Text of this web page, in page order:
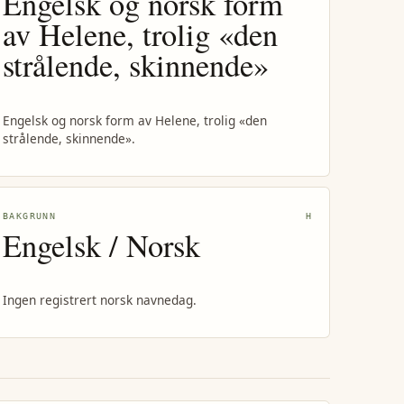
av Helene, trolig «den
strålende, skinnende»
Engelsk og norsk form av Helene, trolig «den
strålende, skinnende».
BAKGRUNN H
Engelsk / Norsk
Ingen registrert norsk navnedag.